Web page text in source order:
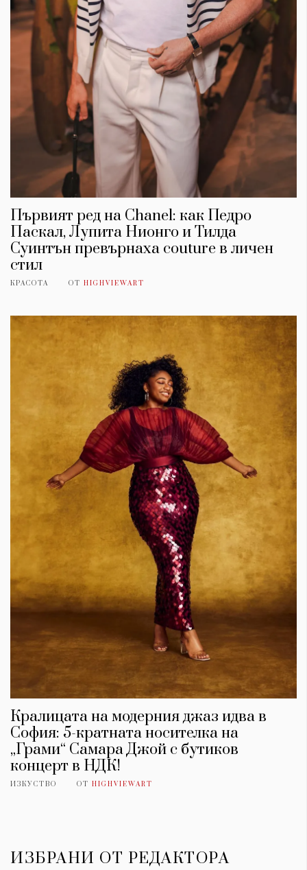
Първият ред на Chanel: как Педро
Паскал, Лупита Нионго и Тилда
Суинтън превърнаха couture в личен
стил
КРАСОТА ОТ HIGHVIEWART
Кралицата на модерния джаз идва в
София: 5-кратната носителка на
„Грами“ Самара Джой с бутиков
концерт в НДК!
ИЗКУСТВО ОТ HIGHVIEWART
ИЗБРАНИ ОТ РЕДАКТОРА